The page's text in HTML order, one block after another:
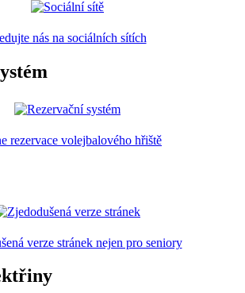
nás na sociálních sítích
rezervace volejbalového hřiště
verze stránek nejen pro seniory